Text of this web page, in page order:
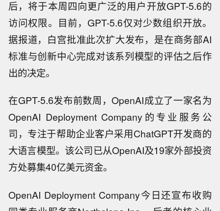
后，将于本周四向更广泛的用户开放GPT-5.6的
访问权限。目前，GPT-5.6仅对少数组织开放。
据报道，白宫批准此次扩大发布，是在商务部AI
标准与创新中心完成对该系列模型的评估之后作
出的决定。
在GPT-5.6发布前数周，OpenAI成立了一家名为
OpenAI Deployment Company的专业服务公
司，专注于帮助企业客户采用ChatGPT开发商的
大语言模型。该公司已从OpenAI及19家外部投资
方处募集40亿美元资金。
OpenAI Deployment Company今日还宣布收购